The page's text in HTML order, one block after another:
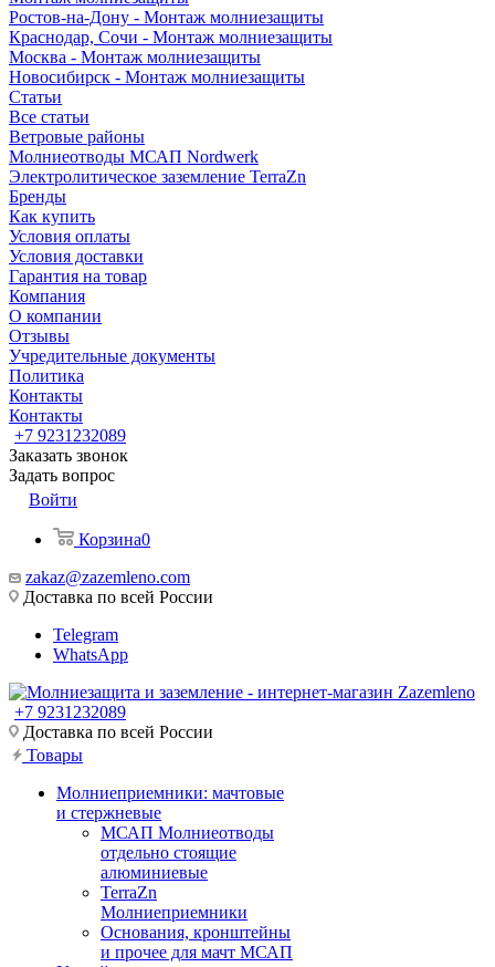
Ростов-на-Дону - Монтаж молниезащиты
Краснодар, Сочи - Монтаж молниезащиты
Москва - Монтаж молниезащиты
Новосибирск - Монтаж молниезащиты
Статьи
Все статьи
Ветровые районы
Молниеотводы МСАП Nordwerk
Электролитическое заземление TerraZn
Бренды
Как купить
Условия оплаты
Условия доставки
Гарантия на товар
Компания
О компании
Отзывы
Учредительные документы
Политика
Контакты
Контакты
+7 9231232089
Заказать звонок
Задать вопрос
Войти
Корзина0
zakaz@zazemleno.com
Доставка по всей России
Telegram
WhatsApp
+7 9231232089
Доставка по всей России
Товары
Молниеприемники: мачтовые
и стержневые
МСАП Молниеотводы
отдельно стоящие
алюминиевые
TerraZn
Молниеприемники
Основания, кронштейны
и прочее для мачт МСАП